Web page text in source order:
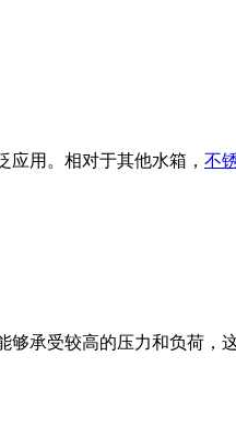
用。相对于其他水箱， 不
承受较高的压力和负荷，